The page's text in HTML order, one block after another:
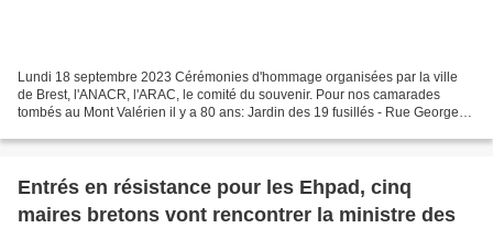
Lundi 18 septembre 2023 Cérémonies d'hommage organisées par la ville
de Brest, l'ANACR, l'ARAC, le comité du souvenir. Pour nos camarades
tombés au Mont Valérien il y a 80 ans: Jardin des 19 fusillés - Rue Georges
Entrés en résistance pour les Ehpad, cinq
maires bretons vont rencontrer la ministre des